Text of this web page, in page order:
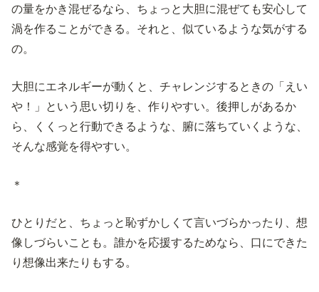
の量をかき混ぜるなら、ちょっと大胆に混ぜても安心して
渦を作ることができる。それと、似ているような気がする
の。
大胆にエネルギーが動くと、チャレンジするときの「えい
や！」という思い切りを、作りやすい。後押しがあるか
ら、くくっと行動できるような、腑に落ちていくような、
そんな感覚を得やすい。
＊
ひとりだと、ちょっと恥ずかしくて言いづらかったり、想
像しづらいことも。誰かを応援するためなら、口にできた
り想像出来たりもする。